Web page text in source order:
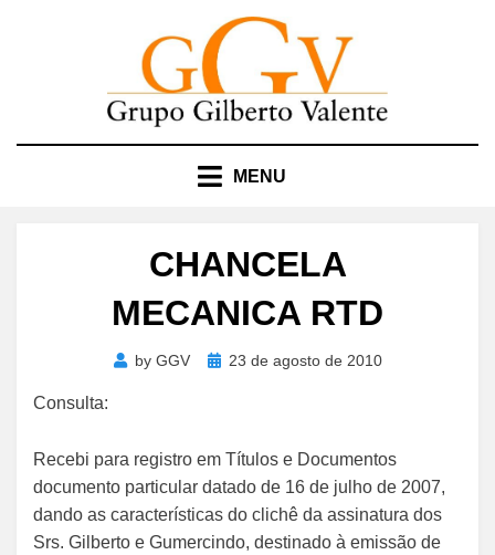
MENU
CHANCELA
MECANICA RTD
by GGV
Posted23 de agosto de 2010
Consulta:
Recebi para registro em Títulos e Documentos
documento particular datado de 16 de julho de 2007,
dando as características do clichê da assinatura dos
Srs. Gilberto e Gumercindo, destinado à emissão de